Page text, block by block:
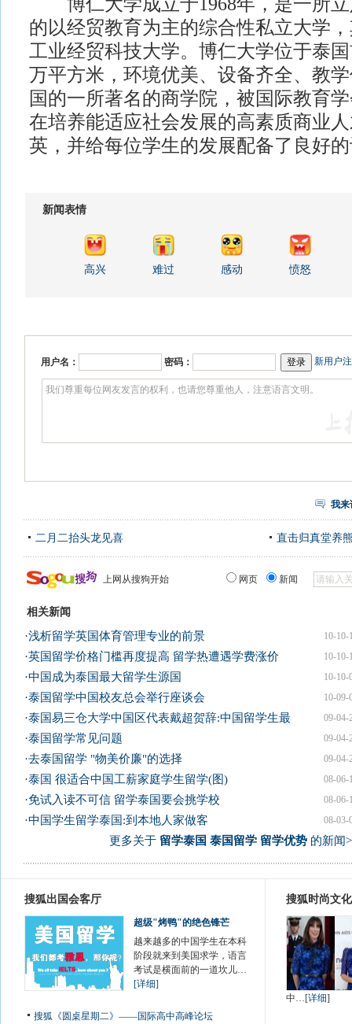
的以经贸教育为主的综合性私立大学
工业经贸科技大学。博仁大学位于泰
万平方米，环境优美、设备齐全、教
国的一所著名的商学院，被国际教育
在培养能适应社会发展的高素质商业
英，并给每位学生的发展配备了良好
新闻表情
高兴 难过 感动 愤怒
用户名： 密码： 新用户
我来
二月二抬头龙见喜 直击归真堂养
上网从搜狗开始 网页 新闻
相关新闻
10-10-
·浅析留学英国体育管理专业的前景
10-10-
·英国留学价格门槛再度提高 留学热遭遇学费涨价
10-10-
·中国成为泰国最大留学生源国
10-09-
·泰国留学中国校友总会举行座谈会
09-04-
·泰国易三仓大学中国区代表戴超贺辞:中国留学生最
09-04-
·泰国留学常见问题
09-04-
·去泰国留学 "物美价廉"的选择
08-06-
·泰国 很适合中国工薪家庭学生留学(图)
08-06-
·免试入读不可信 留学泰国要会挑学校
08-03-
·中国学生留学泰国:到本地人家做客
更多关于 留学泰国 泰国留学 留学优势的新闻
搜狐出国会客厅
超级"烤鸭"的绝色锋芒
越来越多的中国学生在本科
阶段就来到美国求学，语言
考试是横面前的一道坎儿…
[详细]
搜狐《圆桌星期二》——国际高中高峰论坛
搜狐时尚文
中…[详细]